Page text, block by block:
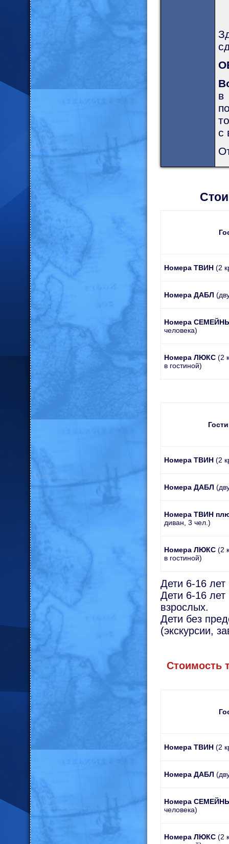
в
с
Номера ТВИН (2
Номера ДАБЛ
Номера
человека)
Номера ЛЮКС (2
в гостиной)
Номера ТВИН (2
Номера ДАБЛ
Номера ТВИН
диван, 3 чел.)
Номера ЛЮКС (2
в гостиной)
Дети 6-16
Дети 6-16
взрослых.
Дети без
(экскурсии,
Стоимость
Номера ТВИН (2
Номера ДАБЛ
Номера
человека)
Номера ЛЮКС (2